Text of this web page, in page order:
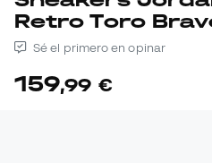
Retro Toro
Sé el primero en opinar
159,99 €